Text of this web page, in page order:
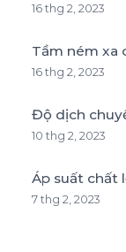
16 thg 2, 2023
Tầm ném xa
16 thg 2, 2023
Độ dịch
10 thg 2, 2023
Áp suất chất
7 thg 2, 2023